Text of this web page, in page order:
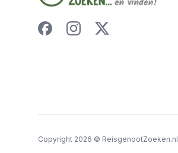
Copyright 2026 © ReisgenootZoeken.nl